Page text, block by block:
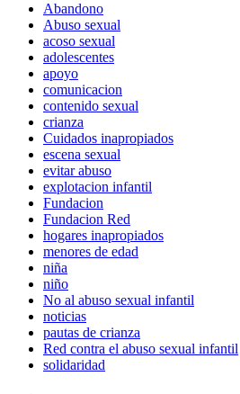
Abandono
Abuso sexual
acoso sexual
adolescentes
apoyo
comunicacion
contenido sexual
crianza
Cuidados inapropiados
escena sexual
evitar abuso
explotacion infantil
Fundacion
Fundacion Red
hogares inapropiados
menores de edad
niña
niño
No al abuso sexual infantil
noticias
pautas de crianza
Red contra el abuso sexual infantil
solidaridad